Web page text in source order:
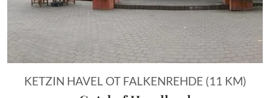
KETZIN HAVEL OT FALKENREHDE (11 KM)